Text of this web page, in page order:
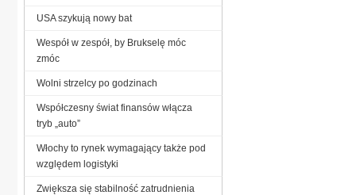
USA szykują nowy bat
Wespół w zespół, by Brukselę móc
zmóc
Wolni strzelcy po godzinach
Współczesny świat finansów włącza
tryb „auto”
Włochy to rynek wymagający także pod
względem logistyki
Zwiększa się stabilność zatrudnienia